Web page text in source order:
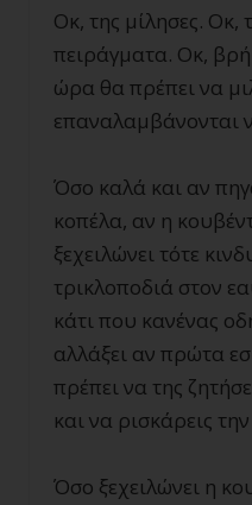
Οκ, της μίλησες. Οκ,
πειράγματα. Οκ,
ώρα θα πρέπει να
επαναλαμβάνονται
Όσο καλά και αν
κοπέλα, αν η
ξεχειλώνει τότε
τρικλοποδιά στον
κάτι που κανένας
αλλάξει αν πρώτα
πρέπει να της
και να ρισκάρεις
Όσο ξεχειλώνει η